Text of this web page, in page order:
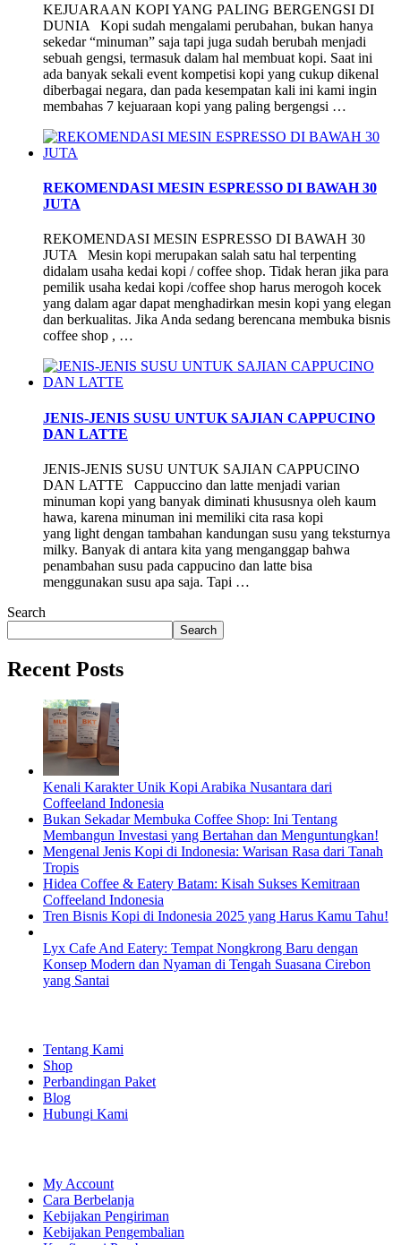
KEJUARAAN KOPI YANG PALING BERGENGSI DI
DUNIA Kopi sudah mengalami perubahan, bukan hanya
sekedar “minuman” saja tapi juga sudah berubah menjadi
sebuah gengsi, termasuk dalam hal membuat kopi. Saat ini
ada banyak sekali event kompetisi kopi yang cukup dikenal
diberbagai negara, dan pada kesempatan kali ini kami ingin
membahas 7 kejuaraan kopi yang paling bergengsi …
REKOMENDASI MESIN ESPRESSO DI BAWAH 30
JUTA
REKOMENDASI MESIN ESPRESSO DI BAWAH 30
JUTA Mesin kopi merupakan salah satu hal terpenting
didalam usaha kedai kopi / coffee shop. Tidak heran jika para
pemilik usaha kedai kopi /coffee shop harus merogoh kocek
yang dalam agar dapat menghadirkan mesin kopi yang elegan
dan berkualitas. Jika Anda sedang berencana membuka bisnis
coffee shop , …
JENIS-JENIS SUSU UNTUK SAJIAN CAPPUCINO
DAN LATTE
JENIS-JENIS SUSU UNTUK SAJIAN CAPPUCINO
DAN LATTE Cappuccino dan latte menjadi varian
minuman kopi yang banyak diminati khususnya oleh kaum
hawa, karena minuman ini memiliki cita rasa kopi
yang light dengan tambahan kandungan susu yang teksturnya
milky. Banyak di antara kita yang menganggap bahwa
penambahan susu pada cappucino dan latte bisa
menggunakan susu apa saja. Tapi …
Search
Search
Recent Posts
Kenali Karakter Unik Kopi Arabika Nusantara dari
Coffeeland Indonesia
Bukan Sekadar Membuka Coffee Shop: Ini Tentang
Membangun Investasi yang Bertahan dan Menguntungkan!
Mengenal Jenis Kopi di Indonesia: Warisan Rasa dari Tanah
Tropis
Hidea Coffee & Eatery Batam: Kisah Sukses Kemitraan
Coffeeland Indonesia
Tren Bisnis Kopi di Indonesia 2025 yang Harus Kamu Tahu!
Lyx Cafe And Eatery: Tempat Nongkrong Baru dengan
Konsep Modern dan Nyaman di Tengah Suasana Cirebon
yang Santai
Tentang Kami
Shop
Perbandingan Paket
Blog
Hubungi Kami
My Account
Cara Berbelanja
Kebijakan Pengiriman
Kebijakan Pengembalian